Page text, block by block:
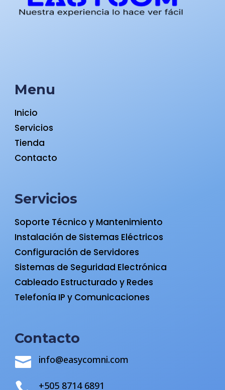
Menu
Inicio
Servicios
Tienda
Contacto
Servicios
Soporte Técnico y Mantenimiento
Instalación de Sistemas Eléctricos
Configuración de Servidores
Sistemas de Seguridad Electrónica
Cableado Estructurado y Redes
Telefonía IP y Comunicaciones
Contacto
 info@easycomni.com
+505 8714 6891